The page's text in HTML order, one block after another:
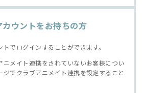
ウントをお持ちの方
でログインすることができます。
ニメイト連携をされていないお客様につい
ジでクラブアニメイト連携を設定すること